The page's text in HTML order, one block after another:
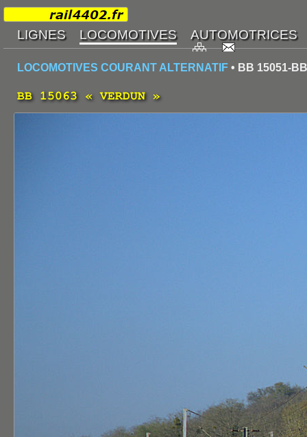
LOCOMOTIVES COURANT ALTERNATIF • BB 15051-
BB 15063 « VERDUN »